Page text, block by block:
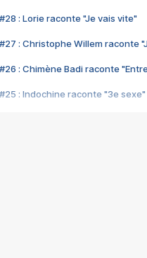
#28 : Lorie raconte "Je vais vite"
#27 : Christophe Willem raconte
#26 : Chimène Badi raconte
#25 : Indochine raconte "3e sexe"